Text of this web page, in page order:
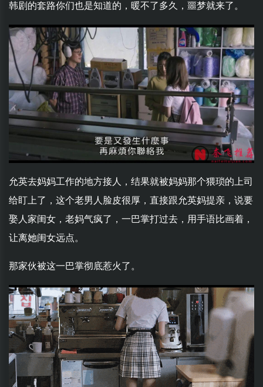
韩剧的套路你们也是知道的，暖不了多久，噩梦就来了。
允英去妈妈工作的地方接人，结果就被妈妈那个猥琐的上司
给盯上了，这个老男人脸皮很厚，直接跟允英妈提亲，说要
娶人家闺女，老妈气疯了，一巴掌打过去，用手语比画着，
让离她闺女远点。
那家伙被这一巴掌彻底惹火了。